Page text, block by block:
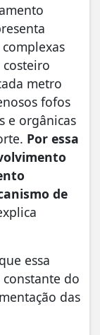
metro
fofos
e orgânicas
Por essa
de
essa
do
das